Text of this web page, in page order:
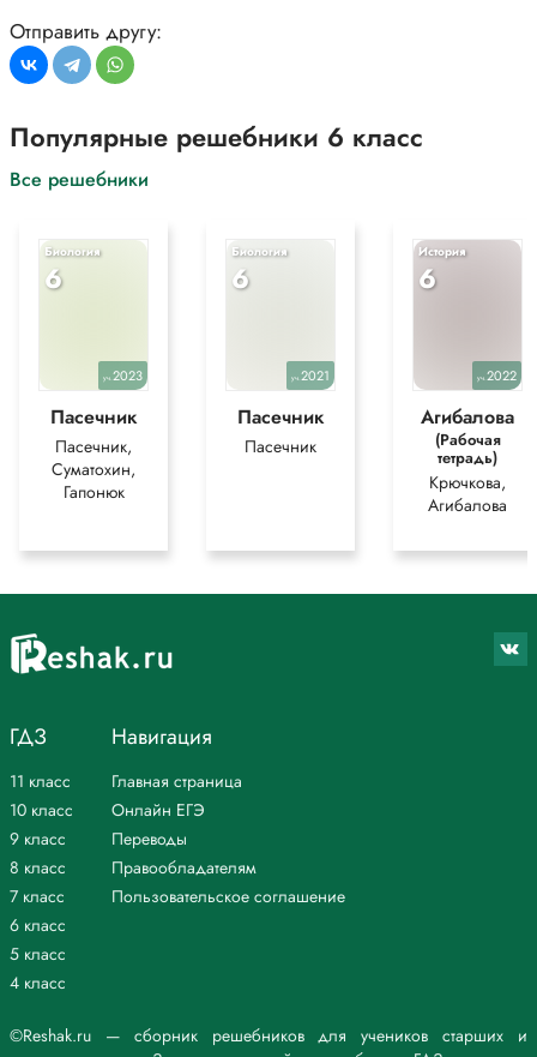
Отправить другу:
Популярные решебники 6 класс
Все решебники
Биология
6
уч.2023
Пасечник
Пасечник,
Суматохин,
Гапонюк
Биология
6
уч.2021
Пасечник
Пасечник
История
6
уч.2022
Агибалова
(Рабочая
тетрадь)
Крючкова,
Агибалова
©Reshak.ru — сборник решебников для учеников старших и
ГДЗ
11 класс
10 класс
9 класс
8 класс
7 класс
6 класс
5 класс
4 класс
Навигация
Главная страница
Онлайн ЕГЭ
Переводы
Правообладателям
Пользовательское соглашение